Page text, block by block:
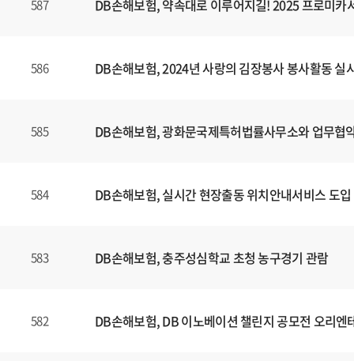
587 DB손해보험, 약속대로 이루어지길! 2025 프로미카
586 DB손해보험, 2024년 사랑의 김장봉사 봉사활동 실
585 DB손해보험, 광화문국제특허법률사무소와 업무협
584 DB손해보험, 실시간 현장출동 위치안내서비스 도입
583 DB손해보험, 충주성심학교 초청 농구경기 관람
582 DB손해보험, DB 이노베이션 챌린지 공모전 오리엔